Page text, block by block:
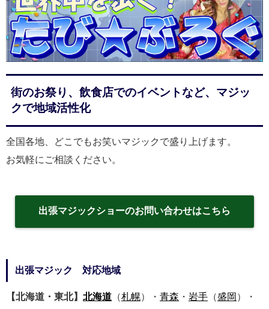
街のお祭り、飲食店でのイベントなど、マジッ
クで地域活性化
全国各地、どこでもお笑いマジックで盛り上げます。
お気軽にご相談ください。
出張マジックショーのお問い合わせはこちら
出張マジック 対応地域
【北海道・東北】 北海道 （札幌）・ 青森 ・ 岩手 （盛岡 ）・